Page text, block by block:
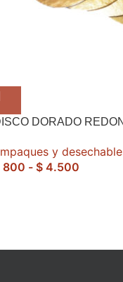
DORADO
y
800 - $ 4.500